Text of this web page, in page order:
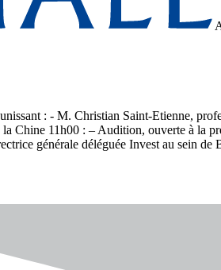
: - M. Christian Saint-Etienne,
Chine 11h00 : – Audition, ouverte à
générale déléguée Invest au sein de